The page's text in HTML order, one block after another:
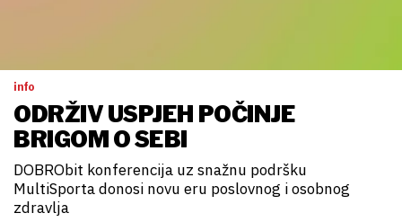
info
ODRŽIV USPJEH POČINJE
BRIGOM O SEBI
DOBRObit konferencija uz snažnu podršku
MultiSporta donosi novu eru poslovnog i osobnog
zdravlja